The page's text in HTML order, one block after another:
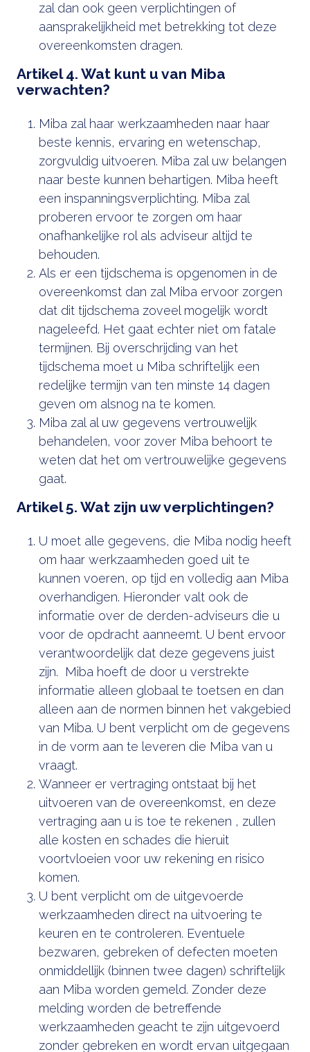
zal dan ook geen verplichtingen of
aansprakelijkheid met betrekking tot deze
overeenkomsten dragen.
Artikel 4. Wat kunt u van Miba
verwachten?
Miba zal haar werkzaamheden naar haar
beste kennis, ervaring en wetenschap,
zorgvuldig uitvoeren. Miba zal uw belangen
naar beste kunnen behartigen. Miba heeft
een inspanningsverplichting. Miba zal
proberen ervoor te zorgen om haar
onafhankelijke rol als adviseur altijd te
behouden.
Als er een tijdschema is opgenomen in de
overeenkomst dan zal Miba ervoor zorgen
dat dit tijdschema zoveel mogelijk wordt
nageleefd. Het gaat echter niet om fatale
termijnen. Bij overschrijding van het
tijdschema moet u Miba schriftelijk een
redelijke termijn van ten minste 14 dagen
geven om alsnog na te komen.
Miba zal al uw gegevens vertrouwelijk
behandelen, voor zover Miba behoort te
weten dat het om vertrouwelijke gegevens
gaat.
Artikel 5. Wat zijn uw verplichtingen?
U moet alle gegevens, die Miba nodig heeft
om haar werkzaamheden goed uit te
kunnen voeren, op tijd en volledig aan Miba
overhandigen. Hieronder valt ook de
informatie over de derden-adviseurs die u
voor de opdracht aanneemt. U bent ervoor
verantwoordelijk dat deze gegevens juist
zijn. Miba hoeft de door u verstrekte
informatie alleen globaal te toetsen en dan
alleen aan de normen binnen het vakgebied
van Miba. U bent verplicht om de gegevens
in de vorm aan te leveren die Miba van u
vraagt.
Wanneer er vertraging ontstaat bij het
uitvoeren van de overeenkomst, en deze
vertraging aan u is toe te rekenen , zullen
alle kosten en schades die hieruit
voortvloeien voor uw rekening en risico
komen.
U bent verplicht om de uitgevoerde
werkzaamheden direct na uitvoering te
keuren en te controleren. Eventuele
bezwaren, gebreken of defecten moeten
onmiddellijk (binnen twee dagen) schriftelijk
aan Miba worden gemeld. Zonder deze
melding worden de betreffende
werkzaamheden geacht te zijn uitgevoerd
zonder gebreken en wordt ervan uitgegaan